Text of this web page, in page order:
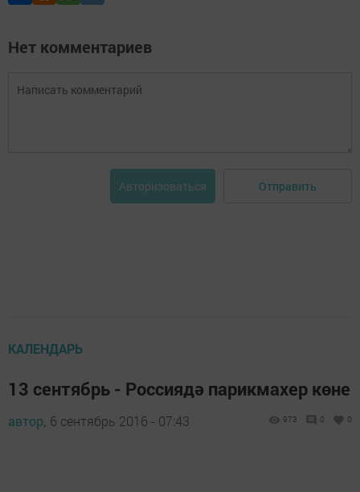
Нет комментариев
Авторизоваться Отправить
КАЛЕНДАРЬ
13 сентябрь - Россиядә парикмахер көне
автор, 6 сентябрь 2016 - 07:43 973 0 0